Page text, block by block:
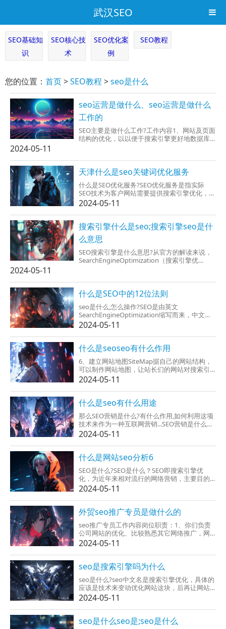
武汉SEO
SEO基础知
识
SEO核心技
术
SEO优化案
例
SEO教程
您的位置： 首页>SEO教程 >seo是什么
seo运营是做什么、seo运营是做什么
工作的
SEO主要是做什么工作?工作内容1、网站及页面
结构的优化，以以便于搜索引擎更好地数据库
3、网站大项数据的监控和分析，以及网站软硬
件环境运行性能，搜索引擎蜘蛛爬...
2024-05-11
天津什么是seo关键词优化服务
什么是SEO优化服务?SEO优化服务是指实际
SEO技术为客户网站需要提供搜索引擎优化，让
网站关键词在搜索引擎中排名中排名，网站获
取到用户流量的行为。SEO由英文
SearchEngineOptimization缩写而来，中文翻
译成汉语为“搜...
2024-05-11
搜索引擎什么是seo;搜索引擎seo是什
么意思
SEO搜索引擎是什么意思?从官方的解读来说，
SearchEngineOptimization（搜索引擎优
术，实力提升网站关键词排名...
2024-05-11
什么是SEO中的12位法则
seo是什么,怎么操作?SEO是由英文
SearchEngineOptimization缩写而来，中文直
接翻译为“搜索引擎优化”。SEO是指站内优化.例
如网站结构调整、网站内容建设、网站代码优
化等包括站外优化，比如网站站外引流、网站
品牌建设等，使网...
2024-05-11
什么是seoseo有什么作用
6、建立网站地图SiteMap据自己的网站结构，
可以制作网站地图，让站长们的网站对搜索引
擎非常敌视化。让搜索引擎能过SiteMap就是可
以不能访问半个站点上的全部网页和栏目。最
好就是有两套siteMap,一套方便...
2024-05-11
什么是seo有什么用途
那么SEO营销是什么?有什么作用,如何利用这项
技术来作为一种互联网营销...SEO营销是什么？
seo一类网络营销的一种，按性质分类于搜索引
擎营销，其特点本质要比来说资金投入少，出
现效果的周期较长，一旦起效即长期起效快。
SEO是网络营销策划...
2024-05-11
什么是网站seo分析6
SEO是什么?SEO是什么？SEO即搜索引擎优
化，为近年来相对流行的网络营销，主要目的
是减少某种特定关键字的曝光率以增加网站的
能见度，由此减少销售好的机会。从网站结
构、内容建设方案、用户互动能传播等角度通
过合理规划。SEO优化可分站外优化和站内优化
两种，SEO...
2024-05-11
外贸seo推广专员是做什么的
seo推广专员工作内容岗位职责：1、你们负责
公司网站的优化、比较熟悉其它网络推广，网
站编辑等具体工作；2、更深入了解搜索引擎原
理，比较熟悉百度等优化提升到网站关键词的
搜索排名；3、全权负责网站SEO搜索引擎优化
工作，邮件、软...
2024-05-11
seo是搜索引擎吗为什么
seo是什么?seo中文名是搜索引擎优化，具体的
应该是技术来变动优化网站这块，后再让网站
更要什么搜索引擎和用户的喜爱。SEO的意思那
是seo优化。是一种依靠搜索引擎的规则提高网
站在关联搜索引擎内的自然排名。目的是让其
在行业内占...
2024-05-11
seo是什么seo是;seo是什么